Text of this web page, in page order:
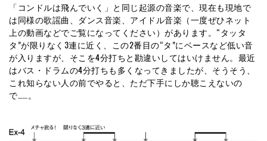
「コンドルは飛んでいく」と同じ起源の音楽で、現在も現地で
は同様の歌謡曲、ダンス音楽、アイドル音楽（一度ぜひネット
上の動画などでご覧になってください）があります。“タッタ
タ”が限りなく3連に近く、この2番目の“タ”にベースなど低い音
が入りますが、そこを4分打ちと勘違いしてはいけません。最近
はバス・ドラムの4分打ちも多くなってきましたが、そうそう、
これ知らない人の前でやると、ただ下手にしか聴こえないの
で……。